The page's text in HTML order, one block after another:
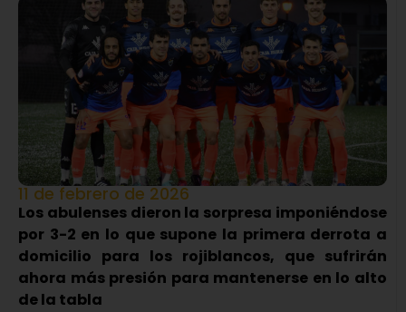
11 de febrero de 2026
Los abulenses dieron la sorpresa imponiéndose
por 3-2 en lo que supone la primera derrota a
domicilio para los rojiblancos, que sufrirán
ahora más presión para mantenerse en lo alto
de la tabla